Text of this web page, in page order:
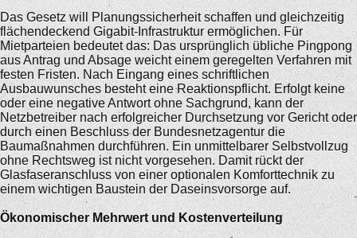
Das Gesetz will Planungssicherheit schaffen und gleichzeitig
flächendeckend Gigabit-Infrastruktur ermöglichen. Für
Mietparteien bedeutet das: Das ursprünglich übliche Pingpong
aus Antrag und Absage weicht einem geregelten Verfahren mit
festen Fristen. Nach Eingang eines schriftlichen
Ausbauwunsches besteht eine Reaktionspflicht. Erfolgt keine
oder eine negative Antwort ohne Sachgrund, kann der
Netzbetreiber nach erfolgreicher Durchsetzung vor Gericht oder
durch einen Beschluss der Bundesnetzagentur die
Baumaßnahmen durchführen. Ein unmittelbarer Selbstvollzug
ohne Rechtsweg ist nicht vorgesehen. Damit rückt der
Glasfaseranschluss von einer optionalen Komforttechnik zu
einem wichtigen Baustein der Daseinsvorsorge auf.
Ökonomischer Mehrwert und Kostenverteilung